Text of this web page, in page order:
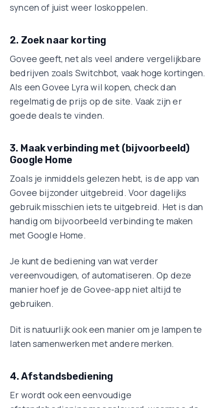
syncen of juist weer loskoppelen.
2. Zoek naar korting
Govee geeft, net als veel andere vergelijkbare
bedrijven zoals Switchbot, vaak hoge kortingen.
Als een Govee Lyra wil kopen, check dan
regelmatig de prijs op de site. Vaak zijn er
goede deals te vinden.
3. Maak verbinding met (bijvoorbeeld)
Google Home
Zoals je inmiddels gelezen hebt, is de app van
Govee bijzonder uitgebreid. Voor dagelijks
gebruik misschien iets te uitgebreid. Het is dan
handig om bijvoorbeeld verbinding te maken
met Google Home.
Je kunt de bediening van wat verder
vereenvoudigen, of automatiseren. Op deze
manier hoef je de Govee-app niet altijd te
gebruiken.
Dit is natuurlijk ook een manier om je lampen te
laten samenwerken met andere merken.
4. Afstandsbediening
Er wordt ook een eenvoudige